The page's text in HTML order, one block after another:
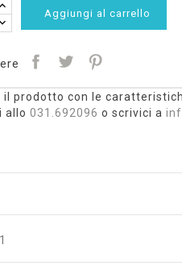
Aggiungi al carrello
il prodotto con le
allo 031.692096 o scrivici a